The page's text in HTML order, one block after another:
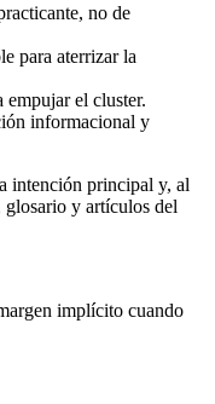
no de
para aterrizar la
empujar el cluster.
informacional y
intención principal y, al
glosario y artículos del
implícito cuando